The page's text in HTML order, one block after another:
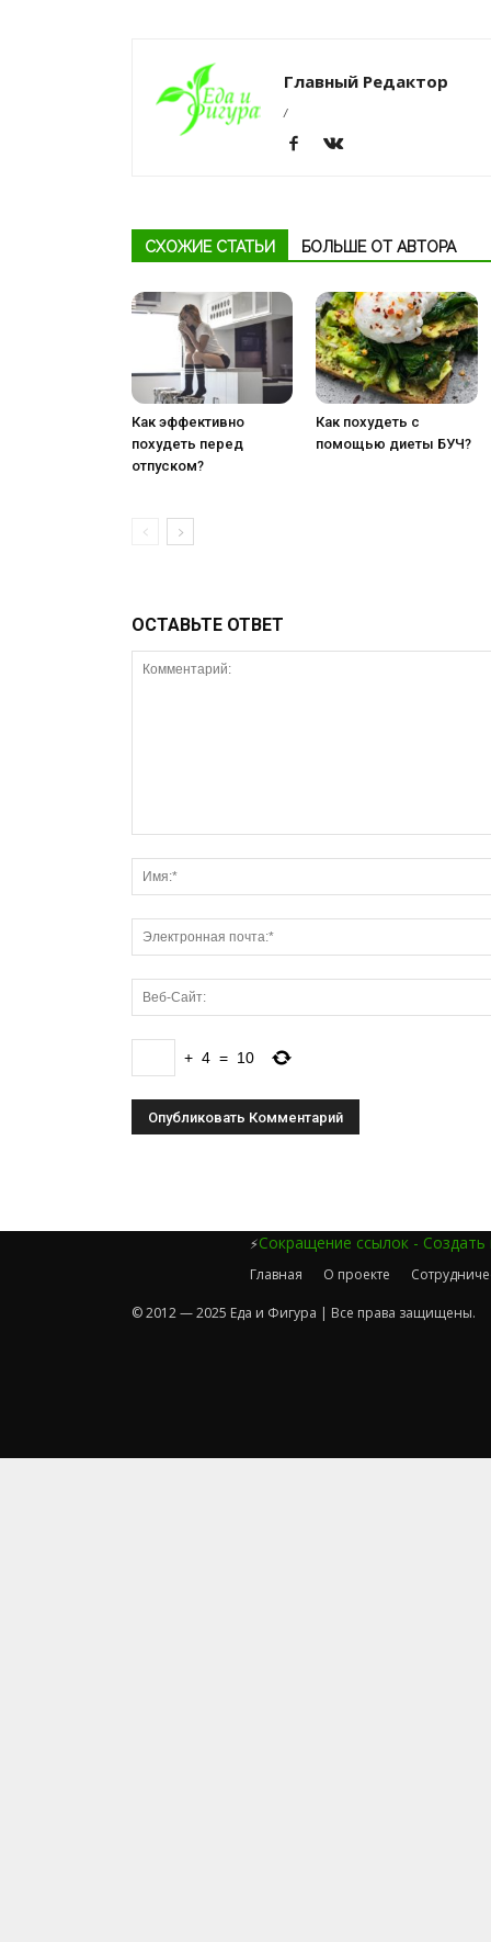
Главный Редактор
/
СХОЖИЕ СТАТЬИ БОЛЬШЕ ОТ АВТОРА
Как эффективно
похудеть перед
отпуском?
Как похудеть с
помощью диеты БУЧ?
ОСТАВЬТЕ ОТВЕТ
+ 4 = 10
⚡Сокращение ссылок - Создать
Главная О проекте
© 2012 — 2025 Еда и Фигура | Все права защищены.